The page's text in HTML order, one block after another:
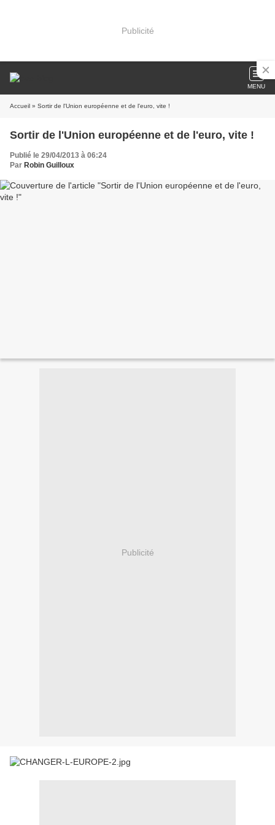
Publicité
MENU
Accueil » Sortir de l'Union européenne et de l'euro, vite !
Sortir de l'Union européenne et de l'euro, vite !
Publié le 29/04/2013 à 06:24
Par Robin Guilloux
Publicité